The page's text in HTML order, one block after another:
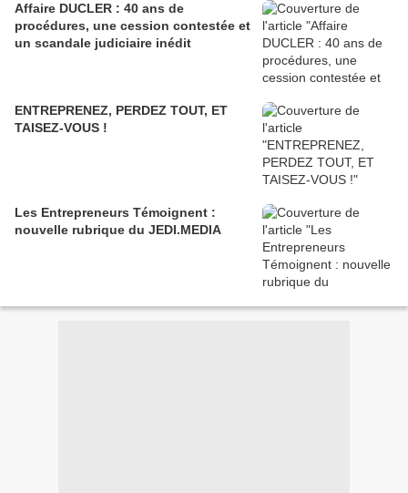
Affaire DUCLER : 40 ans de
procédures, une cession contestée et
un scandale judiciaire inédit
ENTREPRENEZ, PERDEZ TOUT, ET
TAISEZ-VOUS !
Les Entrepreneurs Témoignent :
nouvelle rubrique du JEDI.MEDIA